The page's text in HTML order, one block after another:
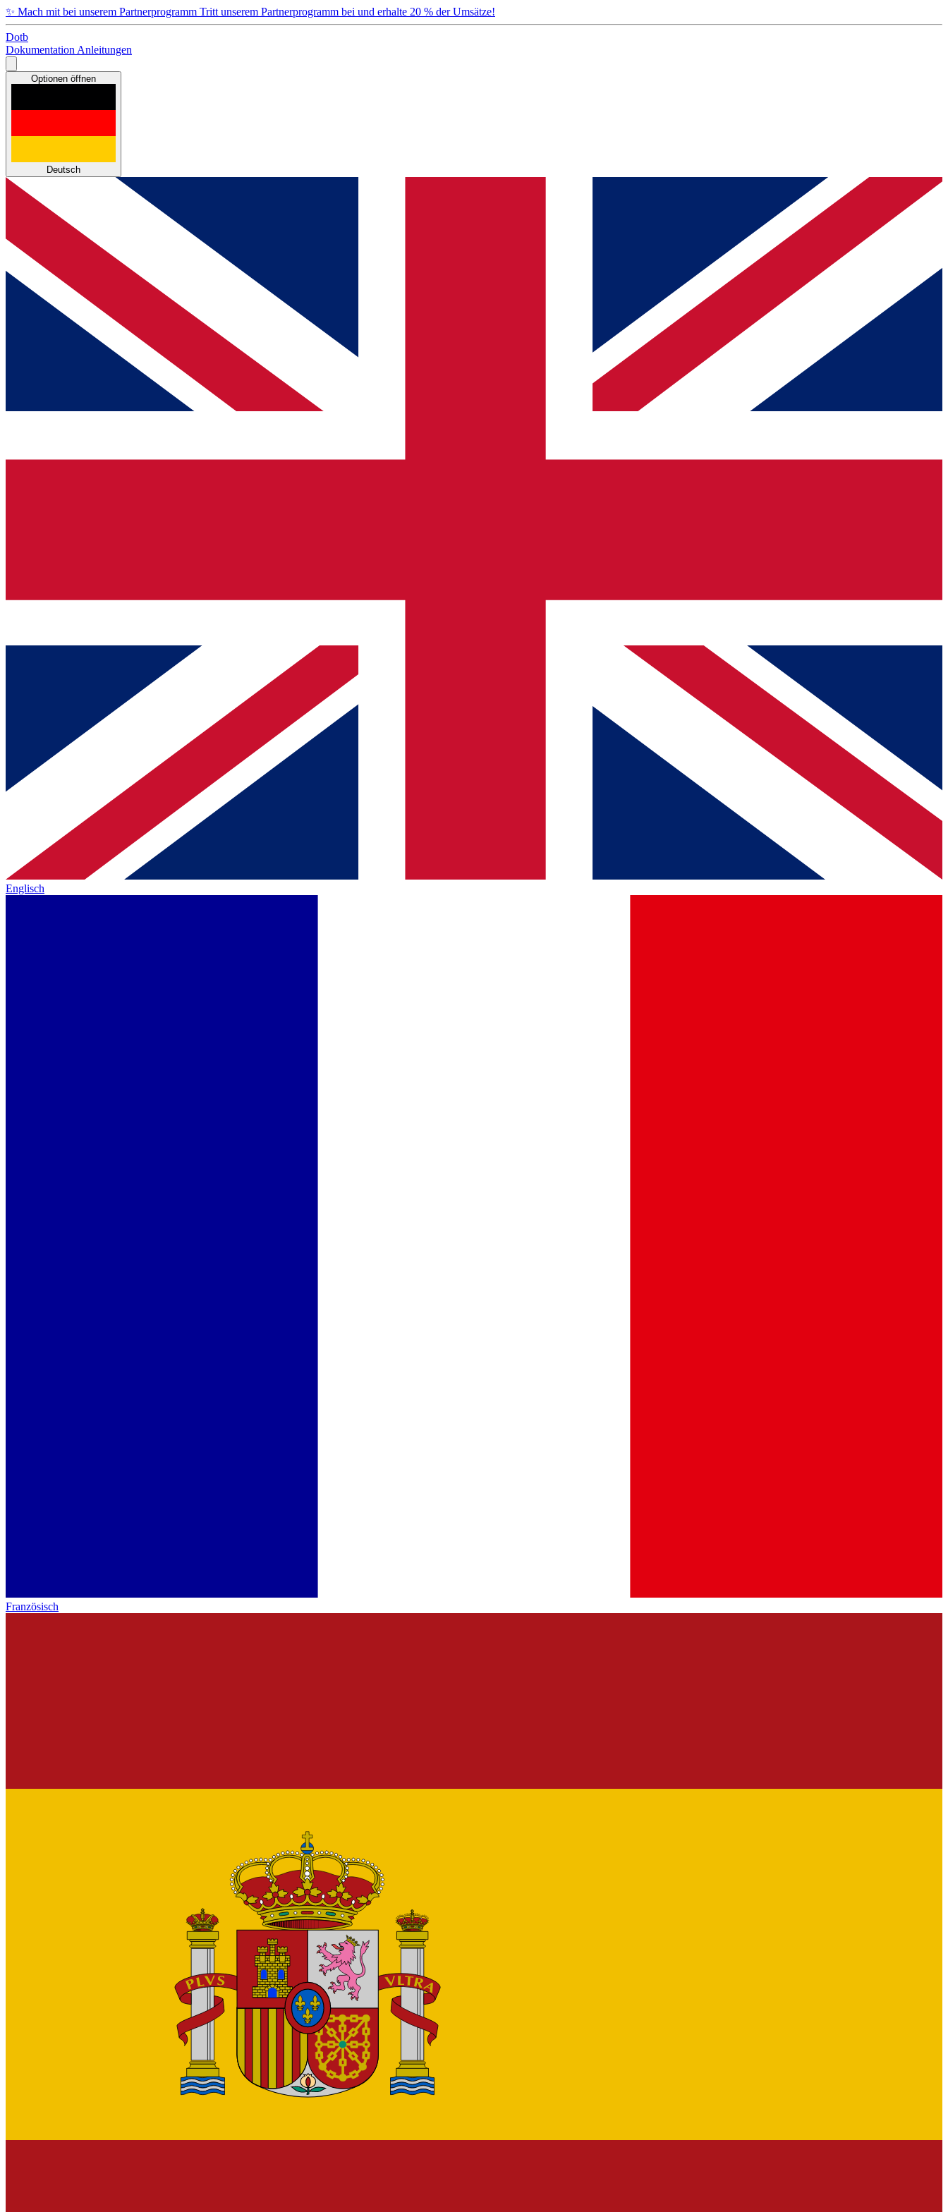
✨ Mach mit bei unserem Partnerprogramm Tritt unserem Partnerprogramm bei und erhalte 20 % der Umsätze!
Dotb
Dokumentation Anleitungen
Optionen öffnen
Deutsch
Englisch
Französisch